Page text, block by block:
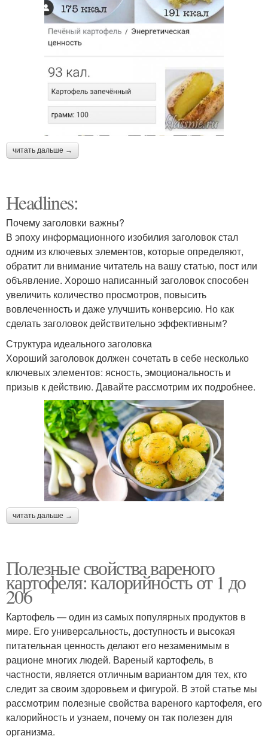
читать дальше →
Headlines:
Почему заголовки важны?
В эпоху информационного изобилия заголовок стал
одним из ключевых элементов, которые определяют,
обратит ли внимание читатель на вашу статью, пост или
объявление. Хорошо написанный заголовок способен
увеличить количество просмотров, повысить
вовлеченность и даже улучшить конверсию. Но как
сделать заголовок действительно эффективным?
Структура идеального заголовка
Хороший заголовок должен сочетать в себе несколько
ключевых элементов: ясность, эмоциональность и
призыв к действию. Давайте рассмотрим их подробнее.
читать дальше →
Полезные свойства вареного
картофеля: калорийность от 1 до
206
Картофель — один из самых популярных продуктов в
мире. Его универсальность, доступность и высокая
питательная ценность делают его незаменимым в
рационе многих людей. Вареный картофель, в
частности, является отличным вариантом для тех, кто
следит за своим здоровьем и фигурой. В этой статье мы
рассмотрим полезные свойства вареного картофеля, его
калорийность и узнаем, почему он так полезен для
организма.